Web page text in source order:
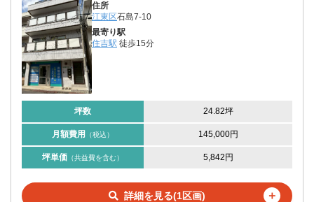
住所
江東区石島7-10
最寄り駅
住吉駅 徒歩15分
坪数 24.82坪
月額費用 （税込） 145,000円
坪単価 （共益費を含む） 5,842円
詳細を見る(1区画) ＋